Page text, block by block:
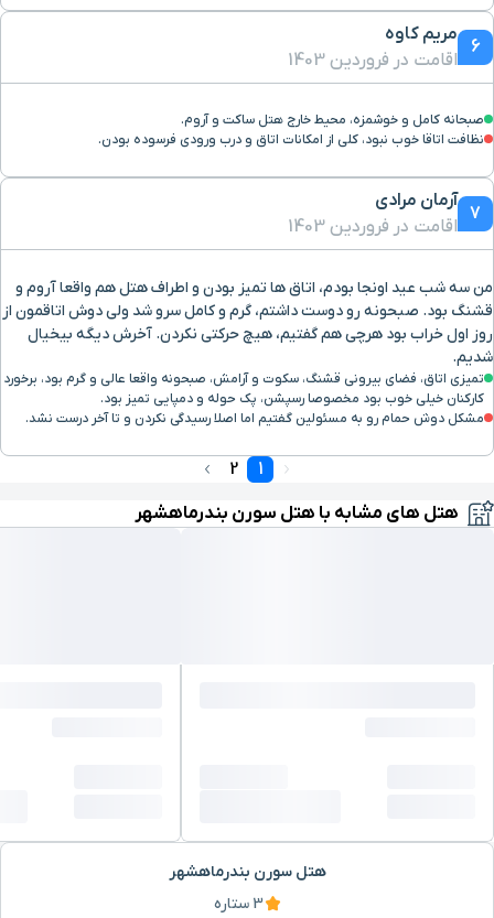
6
مریم کاوه
اقامت در فروردین 1403
صبحانه کامل و خوشمزه، محیط خارج هتل ساکت و آروم.
نظافت اتاقا خوب نبود، کلی از امکانات اتاق و درب ورودی فرسوده بودن.
7
آرمان مرادی
اقامت در فروردین 1403
من سه شب عید اونجا بودم، اتاق ها تمیز بودن و اطراف هتل هم واقعا آروم و
قشنگ بود. صبحونه رو دوست داشتم، گرم و کامل سرو شد ولی دوش اتاقمون از
روز اول خراب بود هرچی هم گفتیم، هیچ حرکتی نکردن. آخرش دیگه بیخیال
شدیم.
تمیزی اتاق، فضای بیرونی قشنگ، سکوت و آرامش، صبحونه واقعا عالی و گرم بود، برخورد
کارکنان خیلی خوب بود مخصوصا رسپشن، پک حوله و دمپایی تمیز بود.
مشکل دوش حمام رو به مسئولین گفتیم اما اصلا رسیدگی نکردن و تا آخر درست نشد.
1
2
هتل های مشابه با هتل سورن بندرماهشهر
هتل سورن بندرماهشهر
3 ستاره